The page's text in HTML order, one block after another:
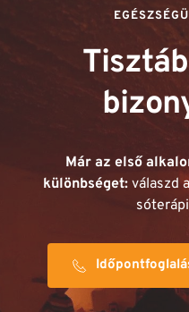
Már az első
különbséget: válaszd